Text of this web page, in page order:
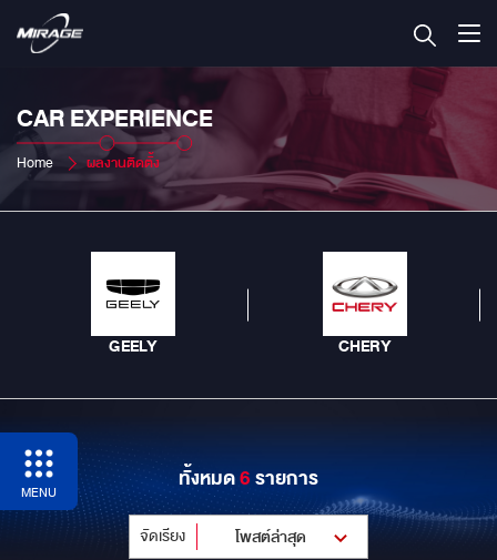
CAR EXPERIENCE
Home ผลงานติดตั้ง
GEELY CHERY
MENU ทั้งหมด6รายการ
จัดเรียง โพสต์ล่าสุด